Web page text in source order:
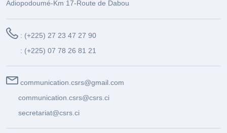
Adiopodoumé-Km 17-Route de Dabou
: (+225) 27 23 47 27 90
: (+225) 07 78 26 81 21
communication.csrs@gmail.com
communication.csrs@csrs.ci
secretariat@csrs.ci